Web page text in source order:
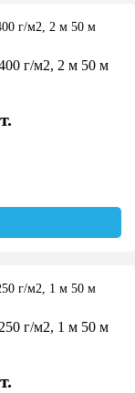
г/м2, 2 м 50 м
г/м2, 1 м 50 м